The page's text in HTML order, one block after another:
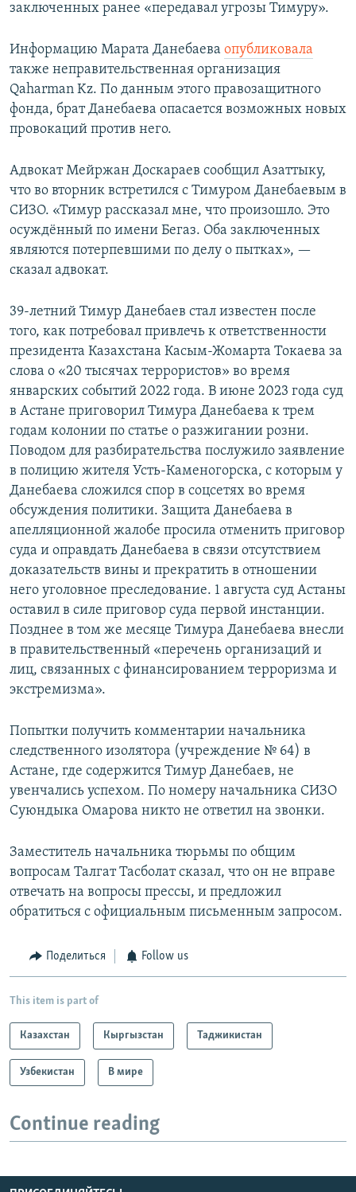
заключенных ранее «передавал угрозы Тимуру».
Информацию Марата Данебаева опубликовала
также неправительственная организация
Qaharman Kz. По данным этого правозащитного
фонда, брат Данебаева опасается возможных новых
провокаций против него.
Адвокат Мейржан Доскараев сообщил Азаттыку,
что во вторник встретился с Тимуром Данебаевым в
СИЗО. «Тимур рассказал мне, что произошло. Это
осуждённый по имени Бегаз. Оба заключенных
являются потерпевшими по делу о пытках», —
сказал адвокат.
39-летний Тимур Данебаев стал известен после
того, как потребовал привлечь к ответственности
президента Казахстана Касым-Жомарта Токаева за
слова о «20 тысячах террористов» во время
январских событий 2022 года. В июне 2023 года суд
в Астане приговорил Тимура Данебаева к трем
годам колонии по статье о разжигании розни.
Поводом для разбирательства послужило заявление
в полицию жителя Усть-Каменогорска, с которым у
Данебаева сложился спор в соцсетях во время
обсуждения политики. Защита Данебаева в
апелляционной жалобе просила отменить приговор
суда и оправдать Данебаева в связи отсутствием
доказательств вины и прекратить в отношении
него уголовное преследование. 1 августа суд Астаны
оставил в силе приговор суда первой инстанции.
Позднее в том же месяце Тимура Данебаева внесли
в правительственный «перечень организаций и
лиц, связанных с финансированием терроризма и
экстремизма».
Попытки получить комментарии начальника
следственного изолятора (учреждение № 64) в
Астане, где содержится Тимур Данебаев, не
увенчались успехом. По номеру начальника СИЗО
Суюндыка Омарова никто не ответил на звонки.
Заместитель начальника тюрьмы по общим
вопросам Талгат Тасболат сказал, что он не вправе
отвечать на вопросы прессы, и предложил
обратиться с официальным письменным запросом.
Поделиться Follow us
This item is part of
Казахстан Кыргызстан Таджикистан
Узбекистан В мире
Continue reading